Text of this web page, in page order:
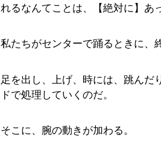
れるなんてことは、【絶対に】あ
私たちがセンターで踊るときに、
足を出し、上げ、時には、跳んだ
ドで処理していくのだ。
そこに、腕の動きが加わる。